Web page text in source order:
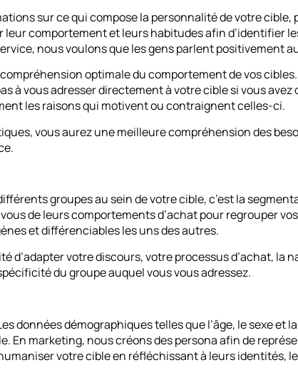
sur ce qui compose la personnalité de votre
comportement et leurs habitudes afin d’identifier
nous voulons que les gens parlent positivement
optimale du comportement de vos
à vous adresser directement à votre cible si vous
les raisons qui motivent ou contraignent celles-ci.
vous aurez une meilleure compréhension des
groupes au sein de votre cible, c’est la
de leurs comportements d’achat pour regrouper
et différenciables les uns des autres.
d’adapter votre discours, votre processus d’achat, la
du groupe auquel vous vous adressez.
données démographiques telles que l’âge, le sexe et
En marketing, nous créons des persona afin de
votre cible en réfléchissant à leurs identités,